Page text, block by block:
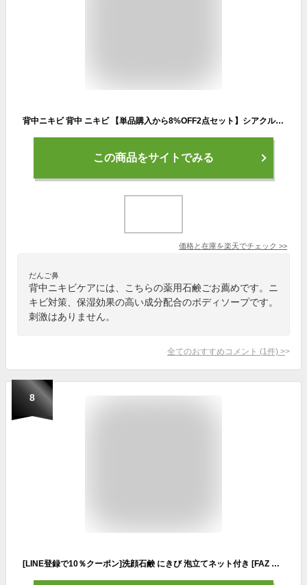
背中ニキビ 背中 ニキビ 【単品購入から8%OFF2点セット】シアクル ミスト化粧水 薬用石鹸 ボディソープ 【2点セット ミスト 200ml / ソープ 100g】薬用 ニキビケア 肌荒れ 背中ニキビ スプレー ボディソープ 背中 大人ニキビ 保湿 ボディミスト
この商品をサイトでみる
価格と在庫を楽天でチェック >>
だんご鼻
背中ニキビケアには、こちらの薬用石鹸ごお薦めです。ニ
キビ対策、保湿効果の高い成分配合のボディソープです。
刺激はありません。
全てのおすすめコメント (1 件) >
8
[LINE登録で10％クーポン]洗顔石鹸 にきび 泡立てネット付き [FAZ 薬用ブライトソープ 100g] 洗顔石けん 肌荒れ 洗顔 泡 背中ニキビ 角質 角栓 くすみ ピーリング ソープ ピーリング石鹸 固形 洗顔料 保湿 敏感肌 毛穴 さっぱり しっとり お試し 黒 メンズ 送料無料